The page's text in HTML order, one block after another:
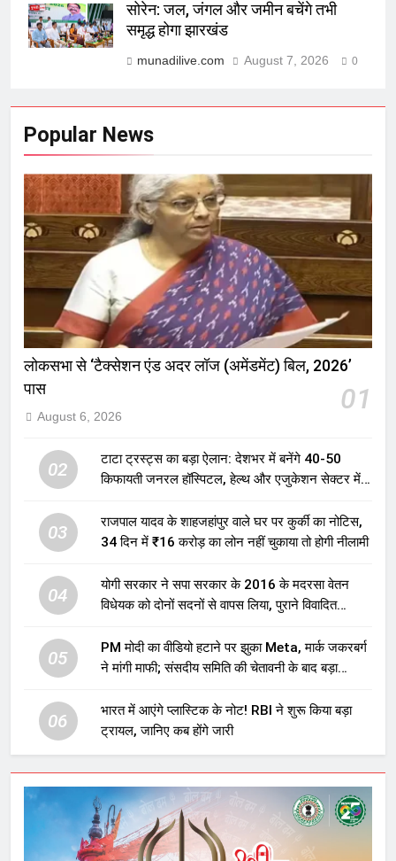
सोरेन: जल, जंगल और जमीन बचेंगे तभी
समृद्ध होगा झारखंड
munadilive.com August 7, 2026 0
Popular News
लोकसभा से ‘टैक्सेशन एंड अदर लॉज (अमेंडमेंट) बिल, 2026’
पास
01
August 6, 2026
02
टाटा ट्रस्ट्स का बड़ा ऐलान: देशभर में बनेंगे 40-50
किफायती जनरल हॉस्पिटल, हेल्थ और एजुकेशन सेक्टर में
03
राजपाल यादव के शाहजहांपुर वाले घर पर कुर्की का नोटिस,
34 दिन में ₹16 करोड़ का लोन नहीं चुकाया तो होगी नीलामी
04
योगी सरकार ने सपा सरकार के 2016 के मदरसा वेतन
विधेयक को दोनों सदनों से वापस लिया, पुराने विवादित
05
PM मोदी का वीडियो हटाने पर झुका Meta, मार्क जकरबर्ग
ने मांगी माफी; संसदीय समिति की चेतावनी के बाद बड़ा
06
भारत में आएंगे प्लास्टिक के नोट! RBI ने शुरू किया बड़ा
ट्रायल, जानिए कब होंगे जारी